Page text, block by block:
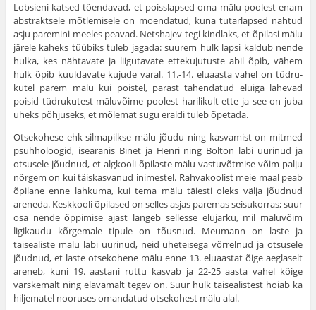
Lobsieni katsed tõendavad, et poisslapsed oma mälu poolest enam
abstraktsele mõtlemisele on moendatud, kuna tütarlapsed nähtud
asju paremini meeles peavad. Netshajev tegi kindlaks, et õpilasi mälu
järele kaheks tüübiks tuleb jagada: suurem hulk lapsi kaldub nende
hulka, kes nähta­vate ja liigutavate ettekujutuste abil õpib, vähem
hulk õpib kuuldavate kujude varal. 11.-14. eluaasta vahel on tüdru­
kutel parem mälu kui poistel, pärast tähendatud eluiga lähe­vad
poisid tüdrukutest mäluvõime poolest harilikult ette ja see on juba
üheks põhjuseks, et mõlemat sugu eraldi tuleb õpetada.
Otsekohese ehk silmapilkse mälu jõudu ning kasva­mist on mitmed
psühholoogid, iseäranis Binet ja Henri ning Bolton läbi uurinud ja
otsusele jõudnud, et algkooli õpi­laste mälu vastuvõtmise võim palju
nõrgem on kui täiskasva­nud inimestel. Rahvakoolist meie maal peab
õpilane enne lahkuma, kui tema mälu täiesti oleks välja jõudnud
areneda. Keskkooli õpilased on selles asjas paremas seisukorras; suur
osa nende õppimise ajast langeb sellesse elujärku, mil mäluvõim
ligikaudu kõrgemale tipule on tõusnud. Meumann on laste ja
täisealiste mälu läbi uurinud, neid üheteisega võrrel­nud ja otsusele
jõudnud, et laste otsekohene mälu enne 13. eluaastat õige aeglaselt
areneb, kuni 19. aastani ruttu kasvab ja 22-25 aasta vahel kõige
värskemalt ning elavamalt tegev on. Suur hulk täisealistest hoiab ka
hiljematel nooruses omandatud otsekohest mälu alal.